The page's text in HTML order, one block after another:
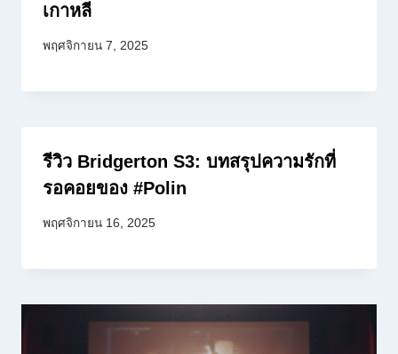
เกาหลี
พฤศจิกายน 7, 2025
รีวิว Bridgerton S3: บทสรุปความรักที่
รอคอยของ #Polin
พฤศจิกายน 16, 2025